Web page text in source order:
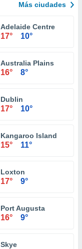
Más ciudades
Adelaide Centre
17° 10°
Australia Plains
16° 8°
Dublin
17° 10°
Kangaroo Island
15° 11°
Loxton
17° 9°
Port Augusta
16° 9°
Skye